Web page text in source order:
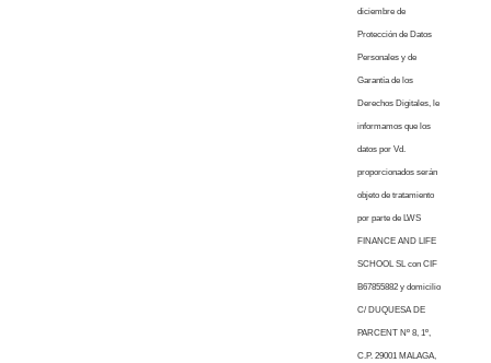
diciembre de
Protección de Datos
Personales y de
Garantía de los
Derechos Digitales, le
informamos que los
datos por Vd.
proporcionados serán
objeto de tratamiento
por parte de LWS
FINANCE AND LIFE
SCHOOL SL con CIF
B67855882 y domicilio
C/ DUQUESA DE
PARCENT Nº 8, 1º,
C.P. 29001 MALAGA,